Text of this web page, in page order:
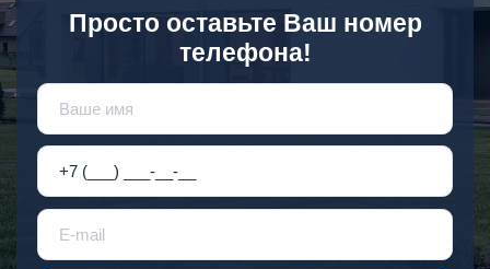
Просто оставьте Ваш номер
телефона!